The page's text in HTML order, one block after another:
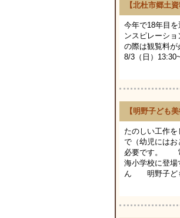
【北杜市郷土
今年で18年目
ンスピレーシ
の際は観覧料
8/3（日）
【明野子ども
たのしい工作
で（幼児には
必要です。
海小学校に登
ん 明野子ど